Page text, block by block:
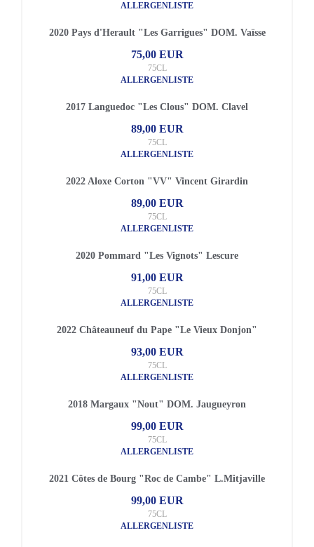
ALLERGENLISTE
2020 Pays d'Herault "Les Garrigues" DOM. Vaïsse
75,00 EUR
75CL
ALLERGENLISTE
2017 Languedoc "Les Clous" DOM. Clavel
89,00 EUR
75CL
ALLERGENLISTE
2022 Aloxe Corton "VV" Vincent Girardin
89,00 EUR
75CL
ALLERGENLISTE
2020 Pommard "Les Vignots" Lescure
91,00 EUR
75CL
ALLERGENLISTE
2022 Châteauneuf du Pape "Le Vieux Donjon"
93,00 EUR
75CL
ALLERGENLISTE
2018 Margaux "Nout" DOM. Jaugueyron
99,00 EUR
75CL
ALLERGENLISTE
2021 Côtes de Bourg "Roc de Cambe" L.Mitjaville
99,00 EUR
75CL
ALLERGENLISTE